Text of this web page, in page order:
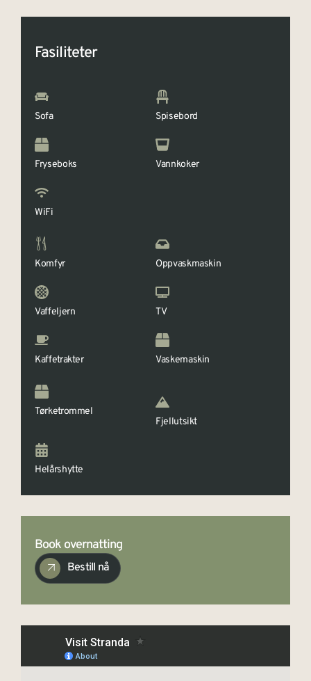
Fasiliteter
Sofa Spisebord
Fryseboks Vannkoker
WiFi
Komfyr Oppvaskmaskin
Vaffeljern TV
Kaffetrakter Vaskemaskin
Tørketrommel
Fjellutsikt
Helårshytte
Book overnatting
Bestill nå